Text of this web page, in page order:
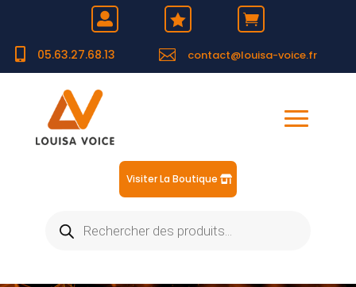
  
 05.63.27.68.13  contact@louisa-voice.fr
Visiter La Boutique
produits